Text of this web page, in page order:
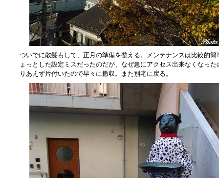
ついでに散髪もして、正月の準備を整える。メンテナンスは比較的
ょっとした設定ミスだったのだが、なぜ急にアクセス出来なくなっ
りあえず片付いたので早々に撤収。また別宅に戻る。